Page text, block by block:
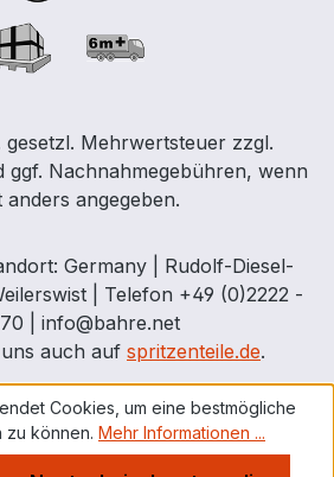
gesetzl. Mehrwertsteuer zzgl.
Nachnahmegebühren, wenn
anders angegeben.
Germany | Rudolf-Diesel-
| Telefon +49 (0)2222 -
| info@bahre.net
auch auf spritzenteile.de.
Cookies, um eine bestmögliche
zu können. Mehr Informationen ...